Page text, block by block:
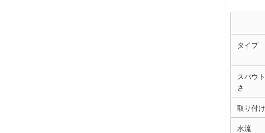
タイプ
スパウ
さ
取り付
水流